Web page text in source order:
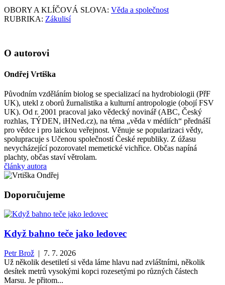
OBORY A KLÍČOVÁ SLOVA: Věda a společnost
RUBRIKA: Zákulisí
O autorovi
Ondřej Vrtiška
Původním vzděláním biolog se specializací na hydrobiologii (PřF
UK), utekl z oborů žurnalistika a kulturní antropologie (obojí FSV
UK). Od r. 2001 pracoval jako vědecký novinář (ABC, Český
rozhlas, TÝDEN, iHNed.cz), na téma „věda v médiích“ přednáší
pro vědce i pro laickou veřejnost. Věnuje se popularizaci vědy,
spolupracuje s Učenou společností České republiky. Z úžasu
nevycházející pozorovatel memetické vichřice. Občas napíná
plachty, občas staví větrolam.
články autora
Doporučujeme
Když bahno teče jako ledovec
Petr Brož | 7. 7. 2026
Už několik desetiletí si věda láme hlavu nad zvláštními, několik
desítek metrů vysokými kopci rozesetými po různých částech
Marsu. Je přitom...